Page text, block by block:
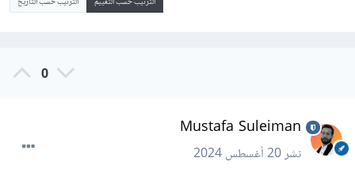
0
Mustafa Suleiman
نشر20 أغسطس 2024